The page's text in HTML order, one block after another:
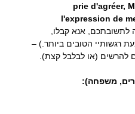
prie d'agréer,
l'expression de
לתשובתכם, אנא קבלו,
רגשותיי הטובים ביותר.) –
(או לבלבל קצת).
משפחה):